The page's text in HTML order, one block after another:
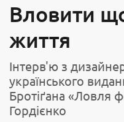
Вловити
життя
Інтерв'ю з
українського
Бротіґана «Ловля
Гордієнко